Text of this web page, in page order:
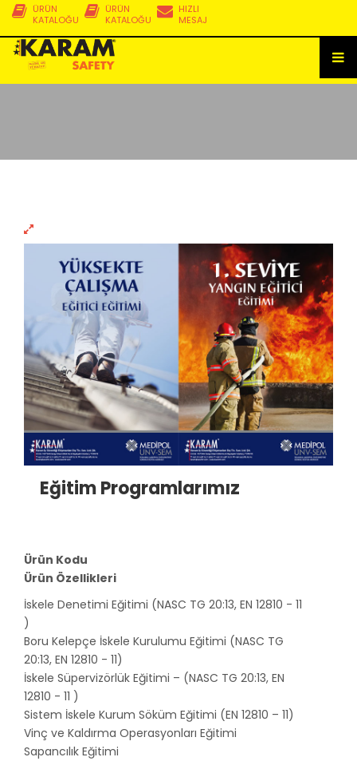
HIZLI
MESAJ
ÜRÜN
KATALOĞU
ÜRÜN
KATALOĞU
Eğitim Programlarımız
Ürün Kodu
Ürün Özellikleri
İskele Denetimi Eğitimi (NASC TG 20:13, EN 12810 - 11
)
Boru Kelepçe İskele Kurulumu Eğitimi (NASC TG
20:13, EN 12810 - 11)
İskele Süpervizörlük Eğitimi – (NASC TG 20:13, EN
12810 - 11 )
Sistem İskele Kurum Söküm Eğitimi (EN 12810 – 11)
Vinç ve Kaldırma Operasyonları Eğitimi
Sapancılık Eğitimi